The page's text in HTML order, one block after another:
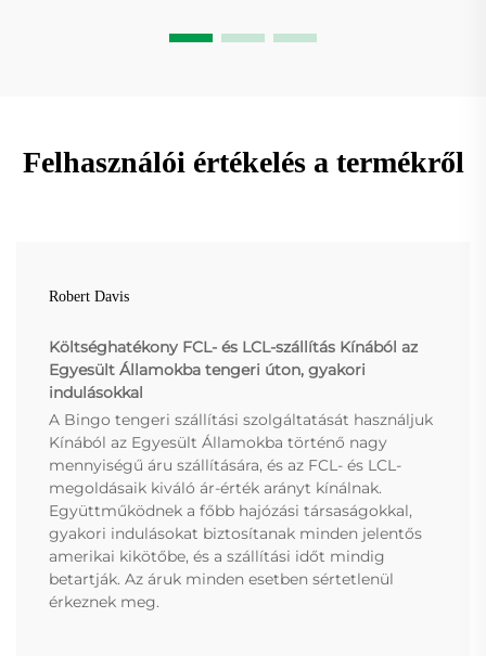
Felhasználói értékelés a termékről
Robert Davis
Költséghatékony FCL- és LCL-szállítás Kínából az
Egyesült Államokba tengeri úton, gyakori
indulásokkal
A Bingo tengeri szállítási szolgáltatását használjuk
Kínából az Egyesült Államokba történő nagy
mennyiségű áru szállítására, és az FCL- és LCL-
megoldásaik kiváló ár-érték arányt kínálnak.
Együttműködnek a főbb hajózási társaságokkal,
gyakori indulásokat biztosítanak minden jelentős
amerikai kikötőbe, és a szállítási időt mindig
betartják. Az áruk minden esetben sértetlenül
érkeznek meg.